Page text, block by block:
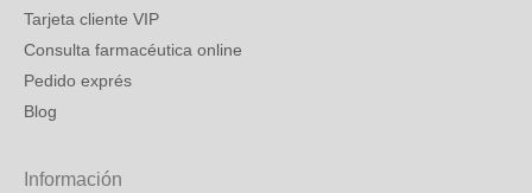
Tarjeta cliente VIP
Consulta farmacéutica online
Pedido exprés
Blog
Información